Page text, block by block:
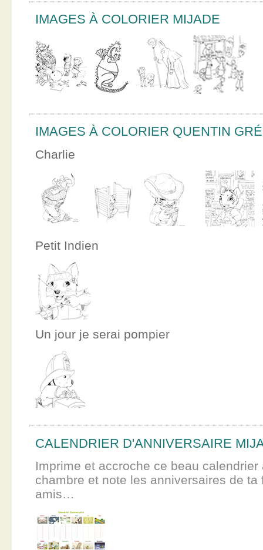
IMAGES À COLORIER MIJADE
IMAGES À COLORIER QUENTIN
Charlie
Petit Indien
Un jour je serai pompier
CALENDRIER D'ANNIVERSAIRE
Imprime et accroche ce beau calendrier
chambre et note les anniversaires de ta
amis…